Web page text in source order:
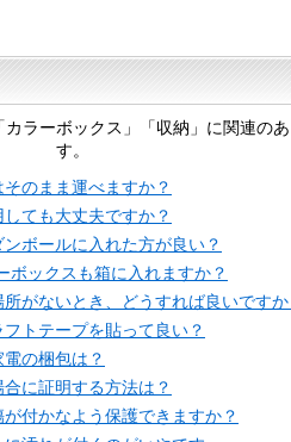
カラーボックス」「収納」に関連の
す。
のまま運べますか？
ても大丈夫ですか？
ボールに入れた方が良い？
ボックスも箱に入れますか？
がないとき、どうすれば良いです
トテープを貼って良い？
の梱包は？
に証明する方法は？
付かなよう保護できますか？